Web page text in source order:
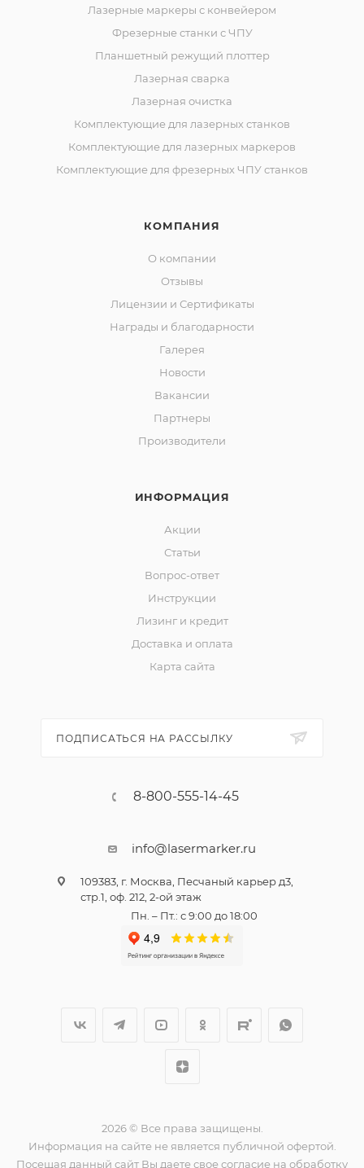
Лазерные маркеры с конвейером
Фрезерные станки с ЧПУ
Планшетный режущий плоттер
Лазерная сварка
Лазерная очистка
Комплектующие для лазерных станков
Комплектующие для лазерных маркеров
Комплектующие для фрезерных ЧПУ станков
КОМПАНИЯ
О компании
Отзывы
Лицензии и Сертификаты
Награды и благодарности
Галерея
Новости
Вакансии
Партнеры
Производители
ИНФОРМАЦИЯ
Акции
Статьи
Вопрос-ответ
Инструкции
Лизинг и кредит
Доставка и оплата
Карта сайта
ПОДПИСАТЬСЯ НА РАССЫЛКУ
8-800-555-14-45
info@lasermarker.ru
109383, г. Москва, Песчаный карьер д3,
стр.1, оф. 212, 2-ой этаж
Пн. – Пт.: с 9:00 до 18:00
2026 © Все права защищены.
Информация на сайте не является публичной офертой.
Посещая данный сайт Вы даете свое согласие на обработку